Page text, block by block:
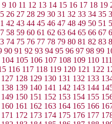
9 10 11 12 13 14 15 16 17 18 19
26 27 28 29 30 31 32 33 34 35
42 43 44 45 46 47 48 49 50 51
58 59 60 61 62 63 64 65 66 67
74 75 76 77 78 79 80 81 82 83
90 91 92 93 94 95 96 97 98 99
104 105 106 107 108 109 110 111
116 117 118 119 120 121 122
127 128 129 130 131 132 133
138 139 140 141 142 143 144
149 150 151 152 153 154 155
160 161 162 163 164 165 166
171 172 173 174 175 176 177